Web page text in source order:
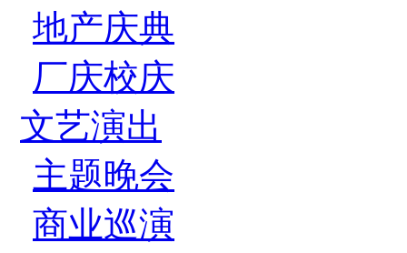
地产庆典
厂庆校庆
文艺演出
主题晚会
商业巡演